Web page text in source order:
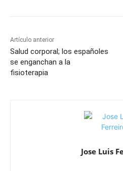
Artículo anterior
Salud corporal; los españoles
se enganchan a la
fisioterapia
Jose Luis